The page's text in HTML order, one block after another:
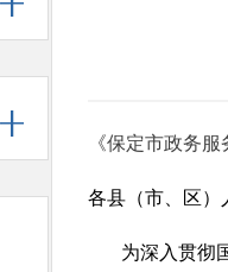
《保定市政务
各县（市、区）
为深入贯彻国